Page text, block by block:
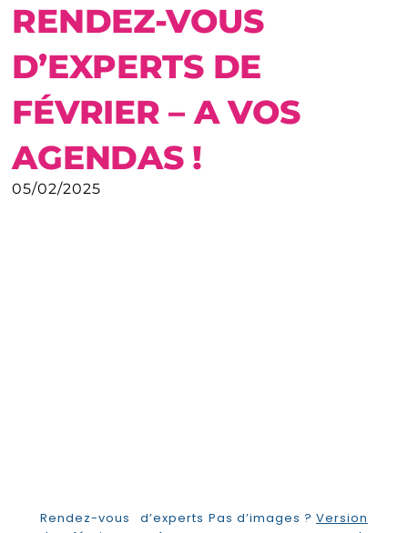
RENDEZ-VOUS
D’EXPERTS DE
FÉVRIER – A VOS
AGENDAS !
05/02/2025
Rendez-vous d’experts Pas d’images ? Version